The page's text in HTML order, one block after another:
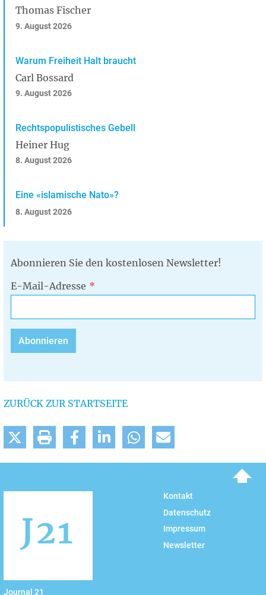
Thomas Fischer
9. August 2026
Warum Freiheit Halt braucht
Carl Bossard
9. August 2026
Rechtspopulistisches Gebell
Heiner Hug
8. August 2026
Eine «islamische Nato»?
8. August 2026
Abonnieren Sie den kostenlosen Newsletter!
E-Mail-Adresse
ZURÜCK ZUR STARTSEITE
Journal 21
Kontakt
Datenschutz
Impressum
Newsletter